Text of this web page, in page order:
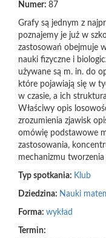
Numer: 87
Grafy są jednym z
poznajemy je już w
zastosowań obejmuje
nauki fizyczne i
używane są m. in. do
które pojawiają się w
w czasie, a ich
Właściwy opis
zrozumienia zjawisk
omówię podstawowe
zastosowania,
mechanizmu
Typ spotkania: Klub
Dziedzina: Nauki
Forma: wykład
Termin: